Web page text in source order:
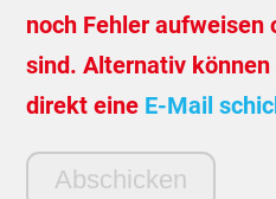
noch Fehler
sind. Alternativ können
direkt eine E-Mail